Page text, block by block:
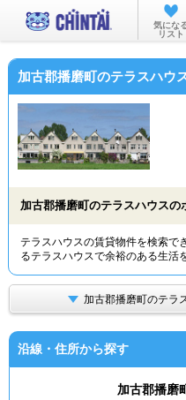
お部
気にな
リスト
加古郡播磨町のテラスハウ
加古郡播磨町のテラスハウスの
テラスハウスの賃貸物件を検索で
るテラスハウスで余裕のある生活
加古郡播磨町のテラ
沿線・住所から探す
加古郡播磨